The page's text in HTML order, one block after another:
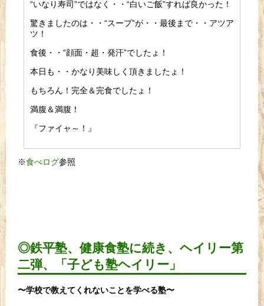
“いなり寿司”ではなく・・“白いご飯”すれば良かった！
驚きましたのは・・“スープ”が・・最後まで・・アツア
ツ！
食後・・“顔面・超・発汗”でしたょ！
本日も・・かなり美味しく頂きましたょ！
もちろん！完全＆完食でしたょ！
満腹＆満腹！
『ファイャ～！』
※食べログ参照
◎鉄平塾、健康食塾に続き、ヘイリー第
二弾、「子ども塾ヘイリー」
〜学校で教えてくれないことを学べる塾〜